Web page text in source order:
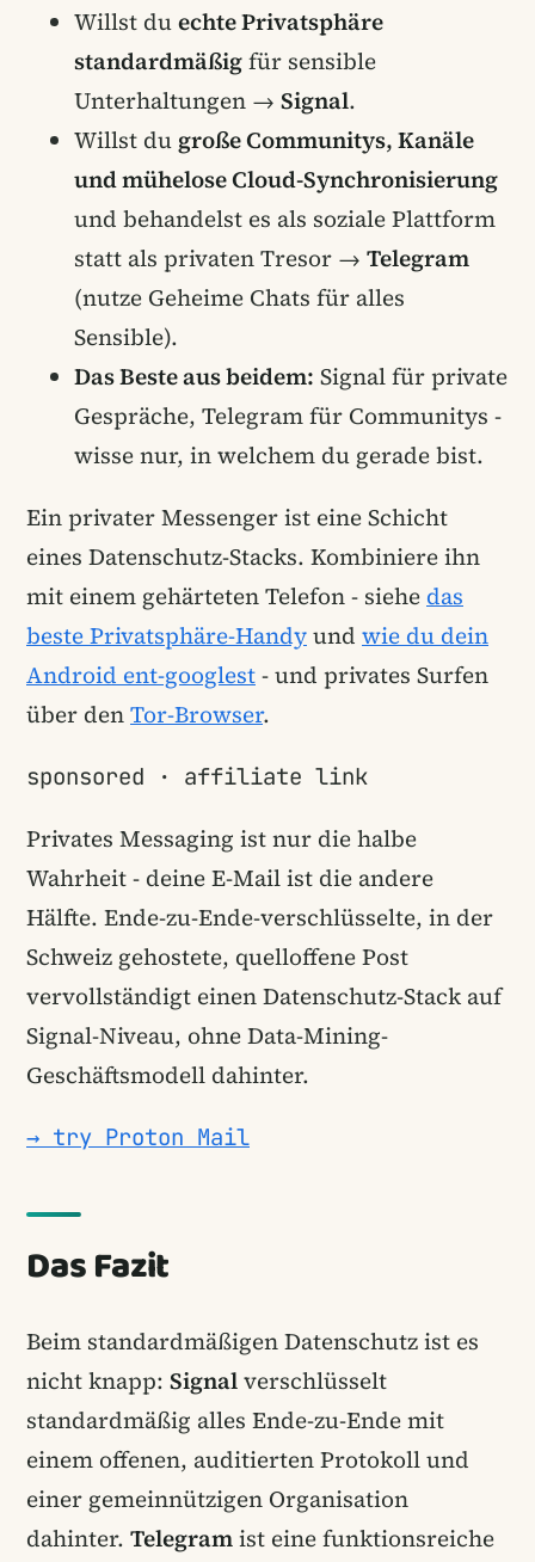
Willst duechte Privatsphäre
standardmäßigfür sensible
Unterhaltungen → Signal.
Willst du große Communitys, Kanäle
und mühelose Cloud-Synchronisierung
und behandelst es als soziale Plattform
statt als privaten Tresor → Telegram
(nutze Geheime Chats für alles
Sensible).
Das Beste aus beidem: Signal für private
Gespräche, Telegram für Communitys -
wisse nur, in welchem du gerade bist.
Ein privater Messenger ist eine Schicht
eines Datenschutz-Stacks. Kombiniere ihn
mit einem gehärteten Telefon - siehe das
beste Privatsphäre-Handyund wie du dein
Android ent-googlest- und privates Surfen
über denTor-Browser.
sponsored · affiliate link
Privates Messaging ist nur die halbe
Wahrheit - deine E-Mail ist die andere
Hälfte. Ende-zu-Ende-verschlüsselte, in der
Schweiz gehostete, quelloffene Post
vervollständigt einen Datenschutz-Stack auf
Signal-Niveau, ohne Data-Mining-
Geschäftsmodell dahinter.
→ try Proton Mail
Das Fazit
Beim standardmäßigen Datenschutz ist es
nicht knapp: Signalverschlüsselt
standardmäßig alles Ende-zu-Ende mit
einem offenen, auditierten Protokoll und
einer gemeinnützigen Organisation
dahinter. Telegramist eine funktionsreiche